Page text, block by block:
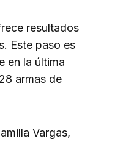
resultados
Este paso es
en la última
armas de
Vargas,